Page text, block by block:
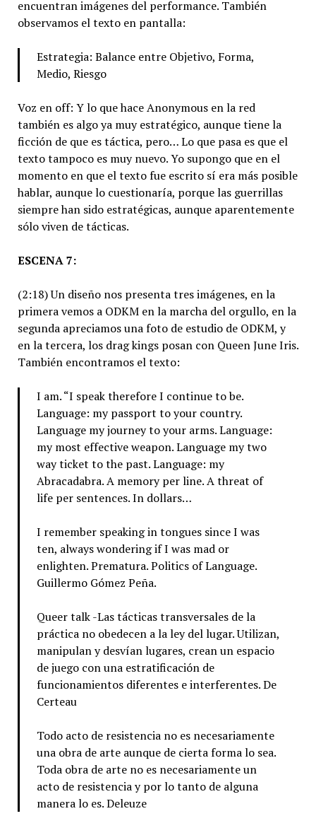
encuentran imágenes del performance. También
observamos el texto en pantalla:
Estrategia: Balance entre Objetivo, Forma,
Medio, Riesgo
Voz en off: Y lo que hace Anonymous en la red
también es algo ya muy estratégico, aunque tiene la
ficción de que es táctica, pero… Lo que pasa es que el
texto tampoco es muy nuevo. Yo supongo que en el
momento en que el texto fue escrito sí era más posible
hablar, aunque lo cuestionaría, porque las guerrillas
siempre han sido estratégicas, aunque aparentemente
sólo viven de tácticas.
ESCENA 7:
(2:18) Un diseño nos presenta tres imágenes, en la
primera vemos a ODKM en la marcha del orgullo, en la
segunda apreciamos una foto de estudio de ODKM, y
en la tercera, los drag kings posan con Queen June Iris.
También encontramos el texto:
I am. “I speak therefore I continue to be.
Language: my passport to your country.
Language my journey to your arms. Language:
my most effective weapon. Language my two
way ticket to the past. Language: my
Abracadabra. A memory per line. A threat of
life per sentences. In dollars…
I remember speaking in tongues since I was
ten, always wondering if I was mad or
enlighten. Prematura. Politics of Language.
Guillermo Gómez Peña.
Queer talk -Las tácticas transversales de la
práctica no obedecen a la ley del lugar. Utilizan,
manipulan y desvían lugares, crean un espacio
de juego con una estratificación de
funcionamientos diferentes e interferentes. De
Certeau
Todo acto de resistencia no es necesariamente
una obra de arte aunque de cierta forma lo sea.
Toda obra de arte no es necesariamente un
acto de resistencia y por lo tanto de alguna
manera lo es. Deleuze